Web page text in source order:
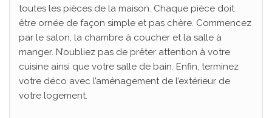
toutes les pièces de la maison. Chaque pièce doit
être ornée de façon simple et pas chère. Commencez
par le salon, la chambre à coucher et la salle à
manger. N’oubliez pas de prêter attention à votre
cuisine ainsi que votre salle de bain. Enfin, terminez
votre déco avec l’aménagement de l’extérieur de
votre logement.